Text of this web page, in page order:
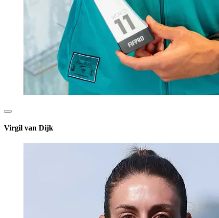
Virgil van Dijk